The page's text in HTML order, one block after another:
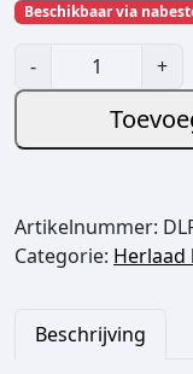
Beschikbaar via
-
y
a
l
e
+
Artikelnummer:
Categorie: Herlaad
Beschrijving